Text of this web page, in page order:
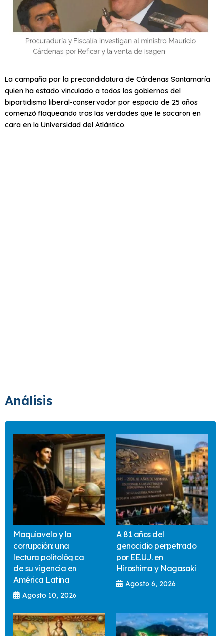
La campaña por la precandidatura de Cárdenas Santamaría
quien ha estado vinculado a todos los gobiernos del
bipartidismo liberal-conservador por espacio de 25 años
comenzó flaqueando tras las verdades que le sacaron en
cara en la Universidad del Atlántico.
Análisis
Maquiavelo y la
corrupción: una
lectura politológica
de su vigencia en
América Latina
Agosto 10, 2026
A 81 años del
genocidio perpetrado
por EE.UU. en
Hiroshima y Nagasaki
Agosto 6, 2026